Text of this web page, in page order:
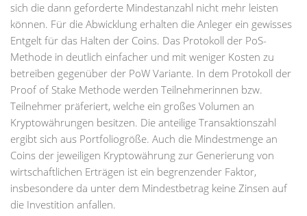
sich die dann geforderte Mindestanzahl nicht mehr leisten
können. Für die Abwicklung erhalten die Anleger ein gewisses
Entgelt für das Halten der Coins. Das Protokoll der PoS-
Methode in deutlich einfacher und mit weniger Kosten zu
betreiben gegenüber der PoW Variante. In dem Protokoll der
Proof of Stake Methode werden Teilnehmerinnen bzw.
Teilnehmer präferiert, welche ein großes Volumen an
Kryptowährungen besitzen. Die anteilige Transaktionszahl
ergibt sich aus Portfoliogröße. Auch die Mindestmenge an
Coins der jeweiligen Kryptowährung zur Generierung von
wirtschaftlichen Erträgen ist ein begrenzender Faktor,
insbesondere da unter dem Mindestbetrag keine Zinsen auf
die Investition anfallen.